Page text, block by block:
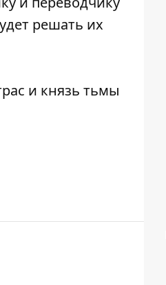
решать их
и князь тьмы